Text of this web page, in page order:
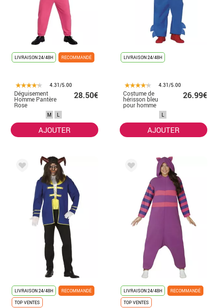
LIVRAISON 24/48H RECOMMANDÉ
4.31/5.00
Déguisement
Homme Pantère
Rose
28.50€
M L
AJOUTER
LIVRAISON 24/48H
4.31/5.00
Costume de
hérisson bleu
pour homme
26.99€
L
AJOUTER
LIVRAISON 24/48H
RECOMMANDÉ
TOP VENTES
LIVRAISON 24/48H
RECOMMANDÉ
TOP VENTES